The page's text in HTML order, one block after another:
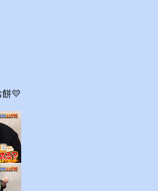
ネルギーは、万が一の飢餓に
が手に入るため、意識しない
ってしまいます。 🥗 2. 野菜を
？ 非常に効果があります。
ばれます） 野菜に含まれる食
糖質...
💛